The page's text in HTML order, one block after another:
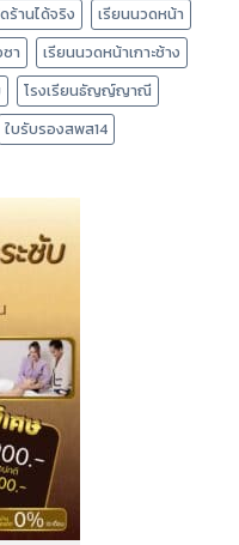
ร้านได้จริง
เรียนนวดหน้า
า
เรียนนวดหน้าเกาะช้าง
โรงเรียนธัญญ์ญาณี
ใบรับรองสพส14